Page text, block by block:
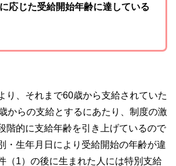
応じた受給開始年齢に達している
り、それまで60歳から支給されていた
からの支給とするにあたり、制度の激
階的に支給年齢を引き上げているので
・生年月日により受給開始の年齢が違
（1）の後に生まれた人には特別支給